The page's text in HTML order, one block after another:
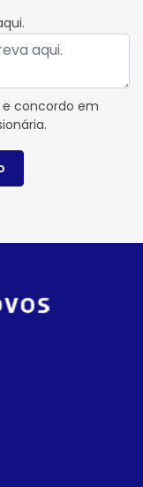
e concordo em